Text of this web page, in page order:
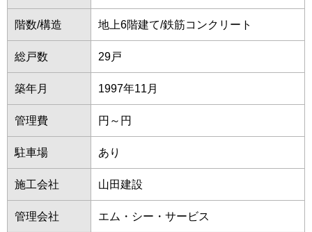
階数/構造 地上6階建て/鉄筋コンクリート
総戸数 29戸
築年月 1997年11月
管理費 円～円
駐車場 あり
施工会社 山田建設
管理会社 エム・シー・サービス